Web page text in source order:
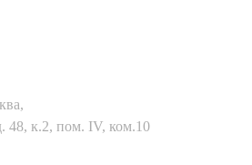
48, к.2, пом. IV, ком.10